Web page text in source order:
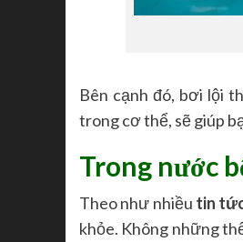
Bên cạnh đó, bơi lội
trong cơ thể, sẽ giúp
Trong nước
Theo như nhiều tin
khỏe. Không những